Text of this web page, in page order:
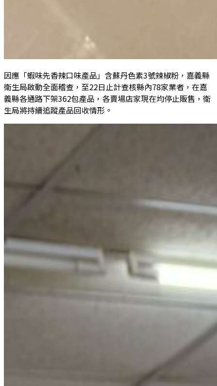
因應「蝦味先香辣口味產品」含蘇丹色素3號辣椒粉，嘉義縣
衛生局啟動全面稽查，至22日止計查核縣內78家業者，在嘉
義縣各通路下架362包產品，各賣場店家現在均停止販售，衛
生局將持續追蹤產品回收情形。